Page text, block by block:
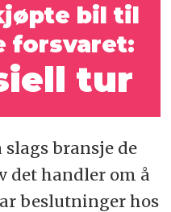
bil til
forsvaret:
tur
slags bransje de
det handler om å
beslutninger hos